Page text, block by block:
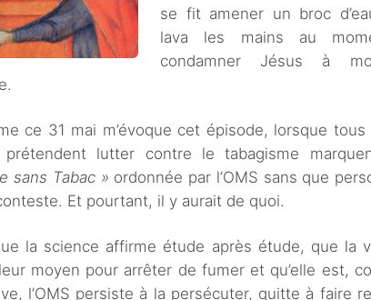
se fit amener un broc
lava les mains au
condamner Jésus à
ce 31 mai m’évoque cet épisode, lorsque
lutter contre le tabagisme
sans Tabac » ordonnée par l’OMS sans que
Et pourtant, il y aurait de quoi.
la science affirme étude après étude, que la
moyen pour arrêter de fumer et qu’elle est,
l’OMS persiste à la persécuter, quitte à faire